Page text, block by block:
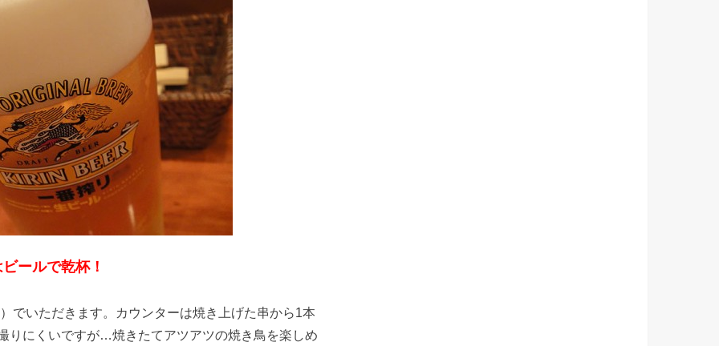
ールで乾杯！
でいただきます。カウンターは焼き上げた串から1本
りにくいですが…焼きたてアツアツの焼き鳥を楽しめ